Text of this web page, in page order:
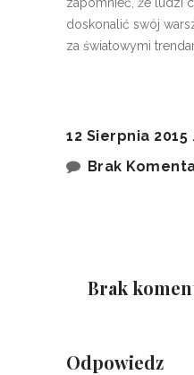
doskonalić swój
za światowymi
12 Sierpnia 2015
Brak
Brak
Odpowiedz